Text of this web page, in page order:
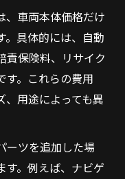
、車両本体価格だけ
。具体的には、自動
責保険料、リサイク
す。これらの費用
、用途によっても異
ーツを追加した場
す。例えば、ナビゲ